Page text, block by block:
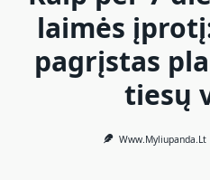
laimės
pagrįstas
tiesų
Www.myliupanda.lt